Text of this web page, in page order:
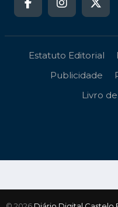
Estatuto Editorial
Publicidade
Livro